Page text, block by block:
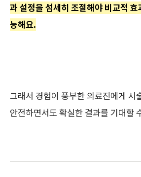
과 설정을 섬세히 조절해야 비교적
능해요.
그래서 경험이 풍부한 의료진에게 시
안전하면서도 확실한 결과를 기대할